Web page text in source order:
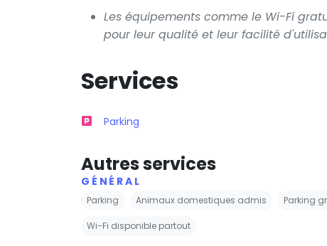
Les équipements comme le Wi-Fi
pour leur qualité et leur facilité
Services
Parking
Autres services
GÉNÉRAL
Parking Animaux domestiques admis Parking
Wi-Fi disponible partout